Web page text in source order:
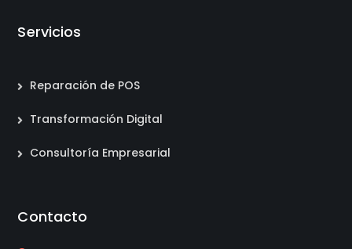
Servicios
Reparación de POS
Transformación Digital
Consultoría Empresarial
Contacto